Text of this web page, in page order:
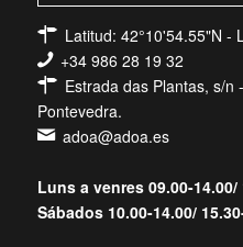
Latitud: 42°10'54.55"N -
+34 986 28 19 32
Estrada das Plantas, s/n
Pontevedra.
adoa@adoa.es
Luns a venres 09.00-14.00/
Sábados 10.00-14.00/